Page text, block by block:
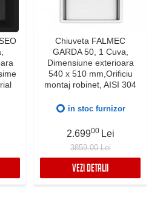
Chiuveta FALMEC
GARDA 50, 1 Cuva,
Dimensiune exterioara
540 x 510 mm,Orificiu
montaj robinet, AISI 304
12mm, Supapa de golire
zgomot, Sistem drenaj
FALMEC, Instalare flush
sau pe blat
in stoc furnizor
2.69900 Lei
3859.00 Lei
VEZI DETALII